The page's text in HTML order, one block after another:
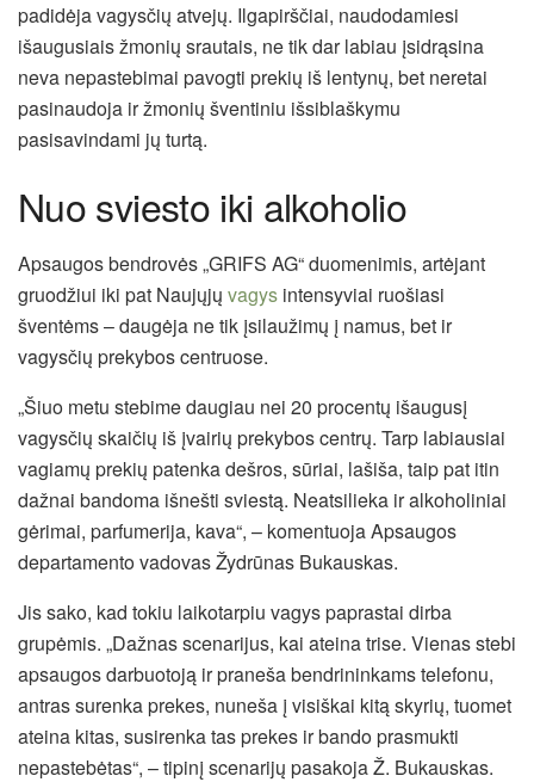
padidėja vagysčių atvejų. Ilgapirščiai, naudodamiesi
išaugusiais žmonių srautais, ne tik dar labiau įsidrąsina
neva nepastebimai pavogti prekių iš lentynų, bet neretai
pasinaudoja ir žmonių šventiniu išsiblaškymu
pasisavindami jų turtą.
Nuo sviesto iki alkoholio
Apsaugos bendrovės „GRIFS AG“ duomenimis, artėjant
gruodžiui iki pat Naujųjų vagys intensyviai ruošiasi
šventėms – daugėja ne tik įsilaužimų į namus, bet ir
vagysčių prekybos centruose.
„Šiuo metu stebime daugiau nei 20 procentų išaugusį
vagysčių skaičių iš įvairių prekybos centrų. Tarp labiausiai
vagiamų prekių patenka dešros, sūriai, lašiša, taip pat itin
dažnai bandoma išnešti sviestą. Neatsilieka ir alkoholiniai
gėrimai, parfumerija, kava“, – komentuoja Apsaugos
departamento vadovas Žydrūnas Bukauskas.
Jis sako, kad tokiu laikotarpiu vagys paprastai dirba
grupėmis. „Dažnas scenarijus, kai ateina trise. Vienas stebi
apsaugos darbuotoją ir praneša bendrininkams telefonu,
antras surenka prekes, nuneša į visiškai kitą skyrių, tuomet
ateina kitas, susirenka tas prekes ir bando prasmukti
nepastebėtas“, – tipinį scenarijų pasakoja Ž. Bukauskas.